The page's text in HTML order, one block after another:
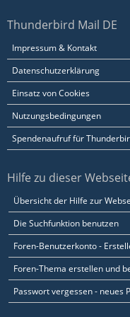
Thunderbird Mail DE
Impressum & Kontakt
Datenschutzerklärung
Einsatz von Cookies
Nutzungsbedingungen
Spendenaufruf für
Hilfe zu dieser
Übersicht der Hilfe zur
Die Suchfunktion benutzen
Foren-Benutzerkonto -
Foren-Thema erstellen und
Passwort vergessen - neues